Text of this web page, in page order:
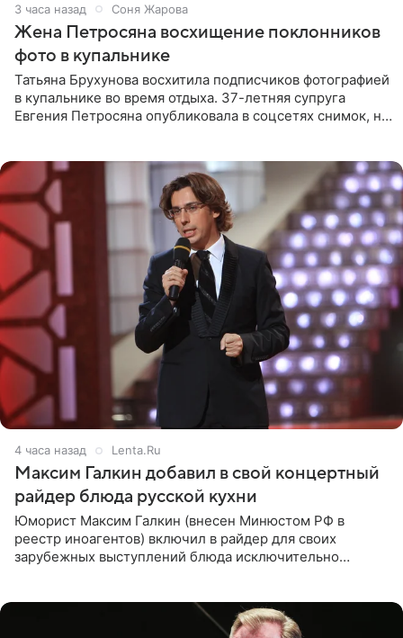
3 часа назад Соня Жарова
Жена Петросяна восхищение поклонников
фото в купальнике
Татьяна Брухунова восхитила подписчиков фотографией
в купальнике во время отдыха. 37-летняя супруга
Евгения Петросяна опубликовала в соцсетях снимок, на
4 часа назад Lenta.Ru
Максим Галкин добавил в свой концертный
райдер блюда русской кухни
Юморист Максим Галкин (внесен Минюстом РФ в
реестр иноагентов) включил в райдер для своих
зарубежных выступлений блюда исключительно